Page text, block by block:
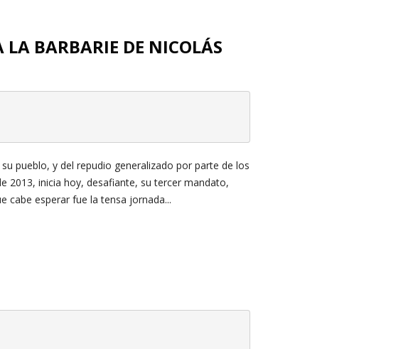
LA BARBARIE DE NICOLÁS
pueblo, y del repudio generalizado por parte de los
2013, inicia hoy, desafiante, su tercer mandato,
cabe esperar fue la tensa jornada...